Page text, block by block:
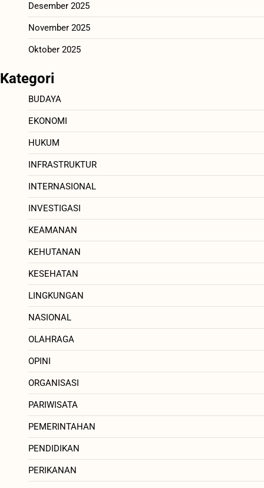
Desember 2025
November 2025
Oktober 2025
Kategori
BUDAYA
EKONOMI
HUKUM
INFRASTRUKTUR
INTERNASIONAL
INVESTIGASI
KEAMANAN
KEHUTANAN
KESEHATAN
LINGKUNGAN
NASIONAL
OLAHRAGA
OPINI
ORGANISASI
PARIWISATA
PEMERINTAHAN
PENDIDIKAN
PERIKANAN